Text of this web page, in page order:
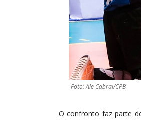
Foto: Ale Cabral/CPB
O confronto faz parte